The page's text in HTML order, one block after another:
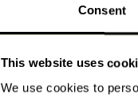
Consent
This website uses
We use cookies to